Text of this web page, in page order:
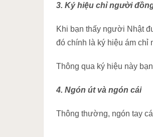
3. Ký hiệu chỉ người
Khi bạn thấy người Nhật
đó chính là ký hiệu ám
Thông qua ký hiệu này
4. Ngón út và ngón cái
Thông thường, ngón tay